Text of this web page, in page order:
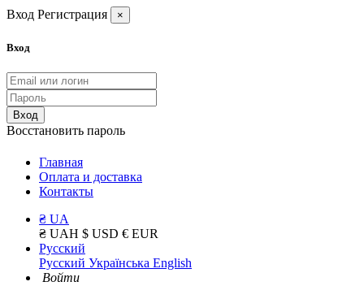
Вход Регистрация ×
Вход
Вход
Восстановить пароль
Главная
Оплата и доставка
Контакты
₴ UA
₴ UAH $ USD € EUR
Русский
Русский Українська English
Войти